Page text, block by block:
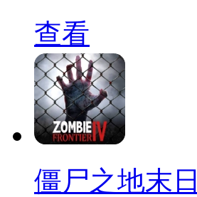
查看
僵尸之地末